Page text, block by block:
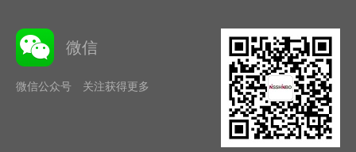
微信
微信公众号 关注获得更多